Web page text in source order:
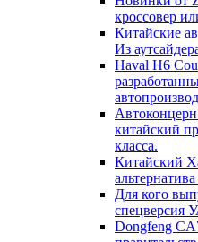
кроссовер
Китайские
Из
Haval H6
китайский
класса.
Китайский
Для кого
спецверсия
Dongfeng